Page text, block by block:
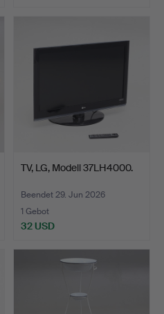
TV, LG, Modell 37LH4000.
Beendet 29. Jun 2026
1 Gebot
32 USD